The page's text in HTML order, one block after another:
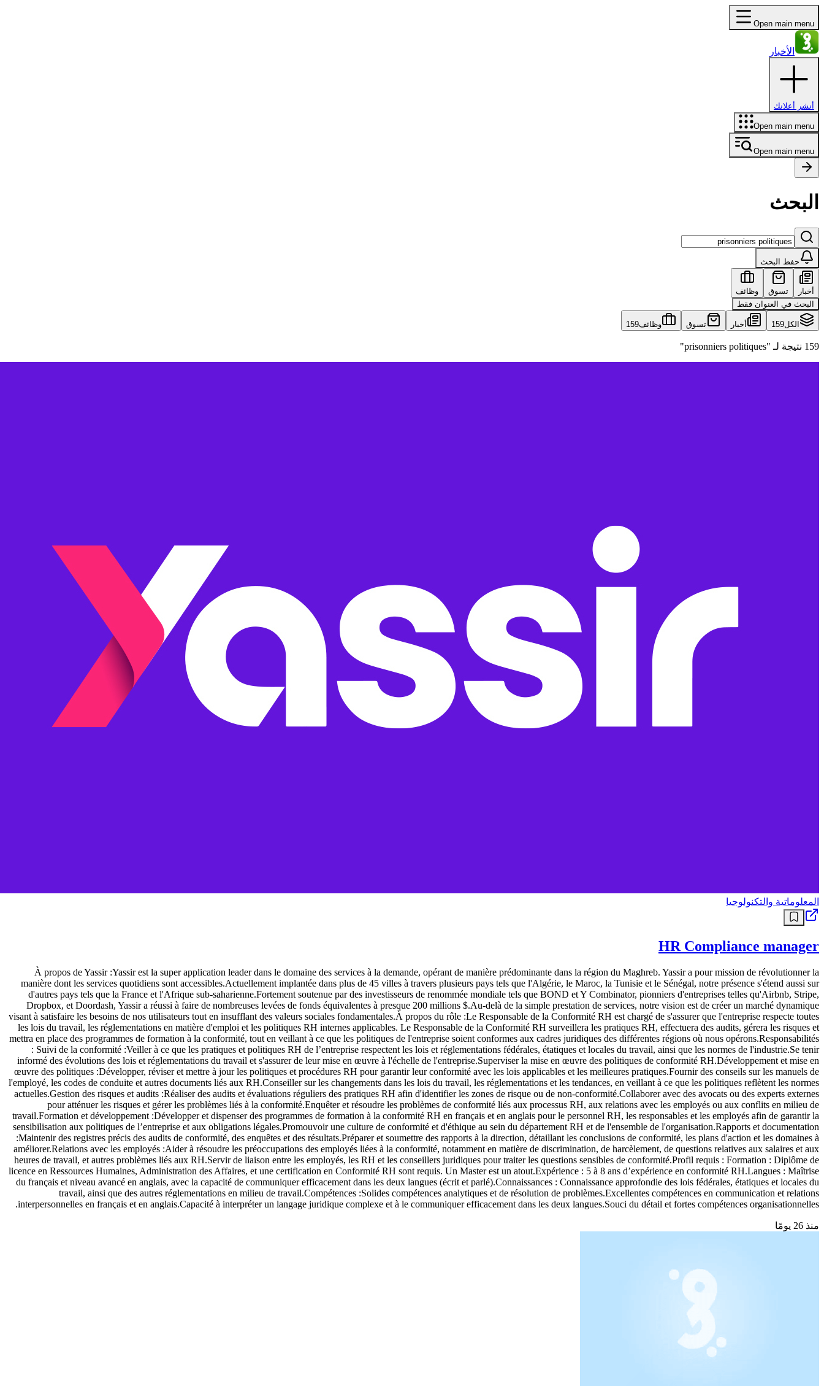
Open main menu
الأخبار
أنشر أعلانك
Open main menu
Open main menu
البحث
حفظ البحث
أخبار تسوق
وظائف
البحث في العنوان فقط
الكل159 أخبار تسوق وظائف159
159 نتيجة لـ "prisonniers politiques"
المعلوماتية والتكنولوجيا
HR Compliance manager
À propos de Yassir :Yassir est la super application leader dans le domaine des services à la demande, opérant de manière prédominante dans la région du Maghreb. Yassir a pour mission de révolutionner la
manière dont les services quotidiens sont accessibles.Actuellement implantée dans plus de 45 villes à travers plusieurs pays tels que l'Algérie, le Maroc, la Tunisie et le Sénégal, notre présence s'étend aussi sur
d'autres pays tels que la France et l'Afrique sub-saharienne.Fortement soutenue par des investisseurs de renommée mondiale tels que BOND et Y Combinator, pionniers d'entreprises telles qu'Airbnb, Stripe,
Dropbox, et Doordash, Yassir a réussi à faire de nombreuses levées de fonds équivalentes à presque 200 millions $.Au-delà de la simple prestation de services, notre vision est de créer un marché dynamique
visant à satisfaire les besoins de nos utilisateurs tout en insufflant des valeurs sociales fondamentales.À propos du rôle :Le Responsable de la Conformité RH est chargé de s'assurer que l'entreprise respecte toutes
les lois du travail, les réglementations en matière d'emploi et les politiques RH internes applicables. Le Responsable de la Conformité RH surveillera les pratiques RH, effectuera des audits, gérera les risques et
mettra en place des programmes de formation à la conformité, tout en veillant à ce que les politiques de l'entreprise soient conformes aux cadres juridiques des différentes régions où nous opérons.Responsabilités
: Suivi de la conformité :Veiller à ce que les pratiques et politiques RH de l’entreprise respectent les lois et réglementations fédérales, étatiques et locales du travail, ainsi que les normes de l'industrie.Se tenir
informé des évolutions des lois et réglementations du travail et s'assurer de leur mise en œuvre à l'échelle de l'entreprise.Superviser la mise en œuvre des politiques de conformité RH.Développement et mise en
œuvre des politiques :Développer, réviser et mettre à jour les politiques et procédures RH pour garantir leur conformité avec les lois applicables et les meilleures pratiques.Fournir des conseils sur les manuels de
l'employé, les codes de conduite et autres documents liés aux RH.Conseiller sur les changements dans les lois du travail, les réglementations et les tendances, en veillant à ce que les politiques reflètent les normes
actuelles.Gestion des risques et audits :Réaliser des audits et évaluations réguliers des pratiques RH afin d'identifier les zones de risque ou de non-conformité.Collaborer avec des avocats ou des experts externes
pour atténuer les risques et gérer les problèmes liés à la conformité.Enquêter et résoudre les problèmes de conformité liés aux processus RH, aux relations avec les employés ou aux conflits en milieu de
travail.Formation et développement :Développer et dispenser des programmes de formation à la conformité RH en français et en anglais pour le personnel RH, les responsables et les employés afin de garantir la
sensibilisation aux politiques de l’entreprise et aux obligations légales.Promouvoir une culture de conformité et d'éthique au sein du département RH et de l'ensemble de l'organisation.Rapports et documentation
:Maintenir des registres précis des audits de conformité, des enquêtes et des résultats.Préparer et soumettre des rapports à la direction, détaillant les conclusions de conformité, les plans d'action et les domaines à
améliorer.Relations avec les employés :Aider à résoudre les préoccupations des employés liées à la conformité, notamment en matière de discrimination, de harcèlement, de questions relatives aux salaires et aux
heures de travail, et autres problèmes liés aux RH.Servir de liaison entre les employés, les RH et les conseillers juridiques pour traiter les questions sensibles de conformité.Profil requis : Formation : Diplôme de
licence en Ressources Humaines, Administration des Affaires, et une certification en Conformité RH sont requis. Un Master est un atout.Expérience : 5 à 8 ans d’expérience en conformité RH.Langues : Maîtrise
du français et niveau avancé en anglais, avec la capacité de communiquer efficacement dans les deux langues (écrit et parlé).Connaissances : Connaissance approfondie des lois fédérales, étatiques et locales du
travail, ainsi que des autres réglementations en milieu de travail.Compétences :Solides compétences analytiques et de résolution de problèmes.Excellentes compétences en communication et relations
interpersonnelles en français et en anglais.Capacité à interpréter un langage juridique complexe et à le communiquer efficacement dans les deux langues.Souci du détail et fortes compétences organisationnelles.
منذ 26 يومًا